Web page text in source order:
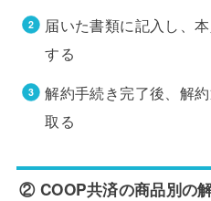
届いた書類に記入し、
する
解約手続き完了後、解
取る
② COOP共済の商品別の